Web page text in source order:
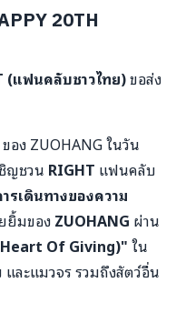
20TH
(แฟนคลับชาวไทย)ขอส่ง
อง ZUOHANG ในวัน
ญชวน RIGHT แฟนคลับ
รเดินทางของความ
ยิ้มของZUOHANG ผ่าน
Heart Of Giving)"ใน
และแมวจร รวมถึงสัตว์อื่น